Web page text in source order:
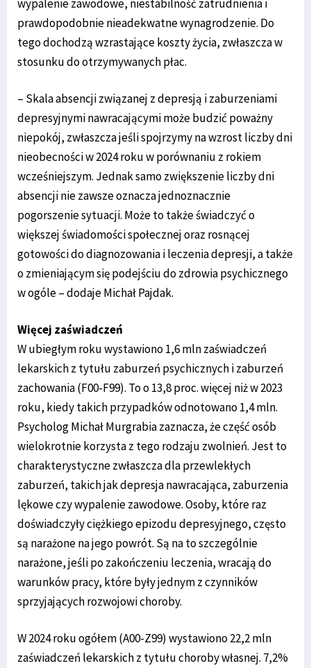
wypalenie zawodowe, niestabilność zatrudnienia i
prawdopodobnie nieadekwatne wynagrodzenie. Do
tego dochodzą wzrastające koszty życia, zwłaszcza w
stosunku do otrzymywanych płac.
– Skala absencji związanej z depresją i zaburzeniami
depresyjnymi nawracającymi może budzić poważny
niepokój, zwłaszcza jeśli spojrzymy na wzrost liczby dni
nieobecności w 2024 roku w porównaniu z rokiem
wcześniejszym. Jednak samo zwiększenie liczby dni
absencji nie zawsze oznacza jednoznacznie
pogorszenie sytuacji. Może to także świadczyć o
większej świadomości społecznej oraz rosnącej
gotowości do diagnozowania i leczenia depresji, a także
o zmieniającym się podejściu do zdrowia psychicznego
w ogóle – dodaje Michał Pajdak.
Więcej zaświadczeń
W ubiegłym roku wystawiono 1,6 mln zaświadczeń
lekarskich z tytułu zaburzeń psychicznych i zaburzeń
zachowania (F00-F99). To o 13,8 proc. więcej niż w 2023
roku, kiedy takich przypadków odnotowano 1,4 mln.
Psycholog Michał Murgrabia zaznacza, że część osób
wielokrotnie korzysta z tego rodzaju zwolnień. Jest to
charakterystyczne zwłaszcza dla przewlekłych
zaburzeń, takich jak depresja nawracająca, zaburzenia
lękowe czy wypalenie zawodowe. Osoby, które raz
doświadczyły ciężkiego epizodu depresyjnego, często
są narażone na jego powrót. Są na to szczególnie
narażone, jeśli po zakończeniu leczenia, wracają do
warunków pracy, które były jednym z czynników
sprzyjających rozwojowi choroby.
W 2024 roku ogółem (A00-Z99) wystawiono 22,2 mln
zaświadczeń lekarskich z tytułu choroby własnej. 7,2%